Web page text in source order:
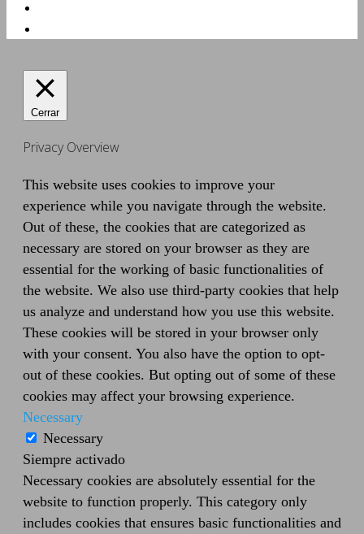
Cerrar
Privacy Overview
This website uses cookies to improve your
experience while you navigate through the website.
Out of these, the cookies that are categorized as
necessary are stored on your browser as they are
essential for the working of basic functionalities of
the website. We also use third-party cookies that help
us analyze and understand how you use this website.
These cookies will be stored in your browser only
with your consent. You also have the option to opt-
out of these cookies. But opting out of some of these
cookies may affect your browsing experience.
Necessary
Necessary
Siempre activado
Necessary cookies are absolutely essential for the
website to function properly. This category only
includes cookies that ensures basic functionalities and